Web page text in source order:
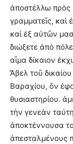
ἀποστέλλω πρὸς
γραμματεῖς, καὶ
καὶ ἐξ αὐτῶν
διώξετε ἀπὸ
αἷμα δίκαιον
Ἄβελ τοῦ
Βαραχίου, ὃν
θυσιαστηρίου.
τὴν γενεὰν
ἀποκτέννουσα
ἀπεσταλμένους